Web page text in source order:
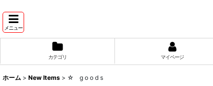
メニュー
カテゴリ マイページ
ホーム > New Items > ☆ g o o d s